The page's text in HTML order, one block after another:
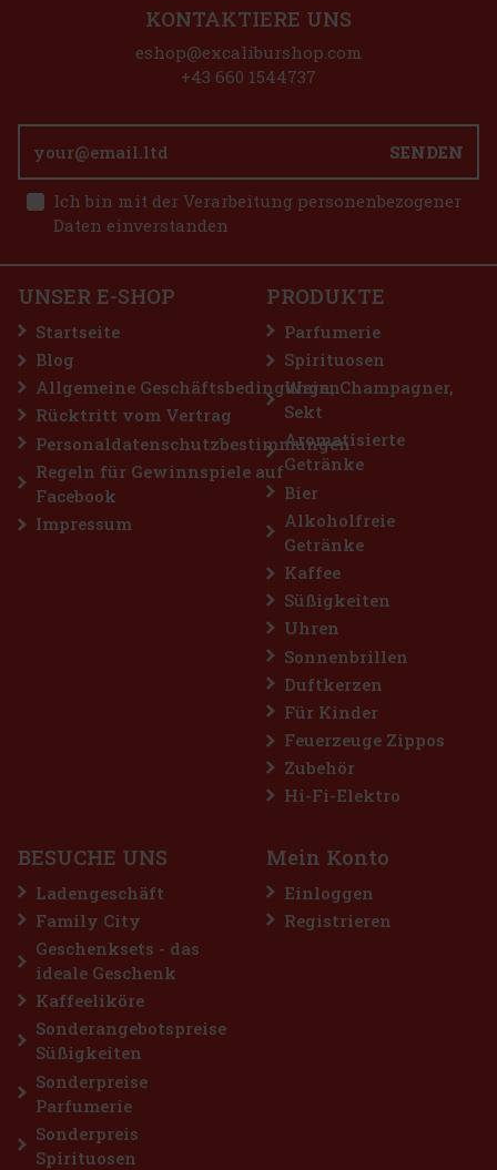
SENDEN
Ich bin mit der Verarbeitung personenbezogener
Daten einverstanden
KONTAKTIERE UNS
eshop@excaliburshop.com
+43 660 1544737
UNSER E-SHOP
Startseite
Blog
Allgemeine Geschäftsbedingungen
Rücktritt vom Vertrag
Personaldatenschutzbestimmungen
Regeln für Gewinnspiele auf
Facebook
Impressum
PRODUKTE
Parfumerie
Spirituosen
Wein, Champagner,
Sekt
Aromatisierte
Getränke
Bier
Alkoholfreie
Getränke
Kaffee
Süßigkeiten
Uhren
Sonnenbrillen
Duftkerzen
Für Kinder
Feuerzeuge Zippos
Zubehör
Hi-Fi-Elektro
BESUCHE UNS
Ladengeschäft
Family City
Geschenksets - das
ideale Geschenk
Kaffeeliköre
Sonderangebotspreise
Süßigkeiten
Sonderpreise
Parfumerie
Sonderpreis
Spirituosen
Mein Konto
Einloggen
Registrieren